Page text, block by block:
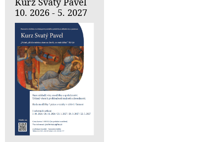
10. 2026 - 5. 2027